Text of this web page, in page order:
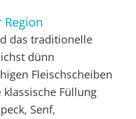
das traditionelle
dünn
Fleischscheiben
Füllung
Senf,